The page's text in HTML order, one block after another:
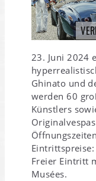
23. Juni 2024
Ghinato und
werden 60
Künstlers
Freier Eintritt
Musées.